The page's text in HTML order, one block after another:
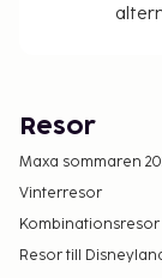
Resor
Maxa sommaren
Vinterresor
Kombinationsresor
Resor till